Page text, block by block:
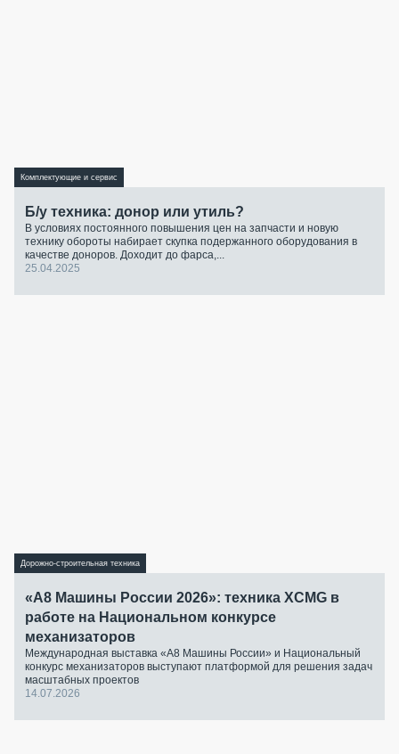
Комплектующие и сервис
Б/у техника: донор или утиль?
В условиях постоянного повышения цен на запчасти и новую
технику обороты набирает скупка подержанного оборудования в
качестве доноров. Доходит до фарса,...
25.04.2025
Дорожно-строительная техника
«А8 Машины России 2026»: техника XCMG в
работе на Национальном конкурсе
механизаторов
Международная выставка «А8 Машины России» и Национальный
конкурс механизаторов выступают платформой для решения задач
масштабных проектов
14.07.2026